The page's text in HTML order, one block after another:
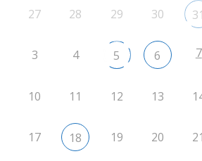
27 28 29 30 31
3 4 5 6 7
10 11 12 13
17 18 19 20 21